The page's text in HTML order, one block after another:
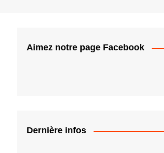
Aimez notre page Facebook
Dernière infos